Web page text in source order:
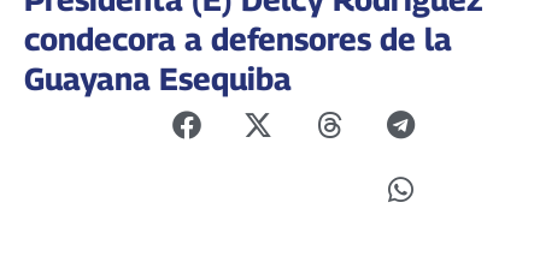
condecora a defensores de la
Guayana Esequiba